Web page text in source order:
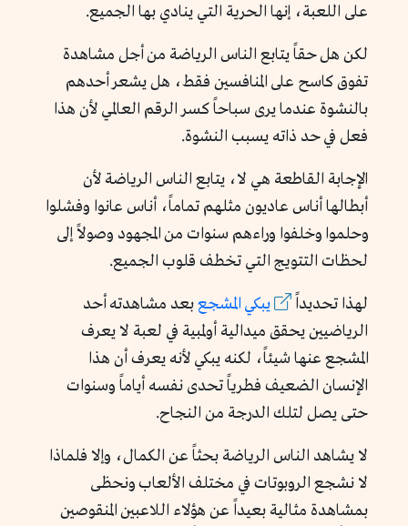
على اللعبة، إنها الحرية التي ينادي بها الجميع.
لكن هل حقاً يتابع الناس الرياضة من أجل مشاهدة
تفوق كاسح على المنافسين فقط، هل يشعر أحدهم
بالنشوة عندما يرى سباحاً كسر الرقم العالمي لأن هذا
فعل في حد ذاته يسبب النشوة.
الإجابة القاطعة هي لا، يتابع الناس الرياضة لأن
أبطالها أناس عاديون مثلهم تماماً، أناس عانوا وفشلوا
وحلموا وخلفوا وراءهم سنوات من المجهود وصولاً إلى
لحظات التتويج التي تخطف قلوب الجميع.
لهذا تحديداً يبكي المشجعبعد مشاهدته أحد
الرياضيين يحقق ميدالية أولمبية في لعبة لا يعرف
المشجع عنها شيئاً، لكنه يبكي لأنه يعرف أن هذا
الإنسان الضعيف فطرياً تحدى نفسه أياماً وسنوات
حتى يصل لتلك الدرجة من النجاح.
لا يشاهد الناس الرياضة بحثاً عن الكمال، وإلا فلماذا
لا نشجع الروبوتات في مختلف الألعاب ونحظى
بمشاهدة مثالية بعيداً عن هؤلاء اللاعبين المنقوصين